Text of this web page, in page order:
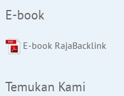
E-book
E-book RajaBacklink
Temukan Kami